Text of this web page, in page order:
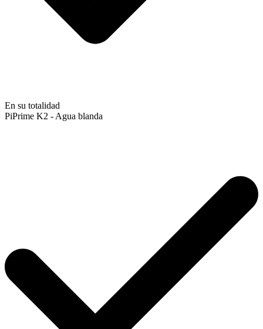
En su totalidad
PiPrime K2 - Agua blanda